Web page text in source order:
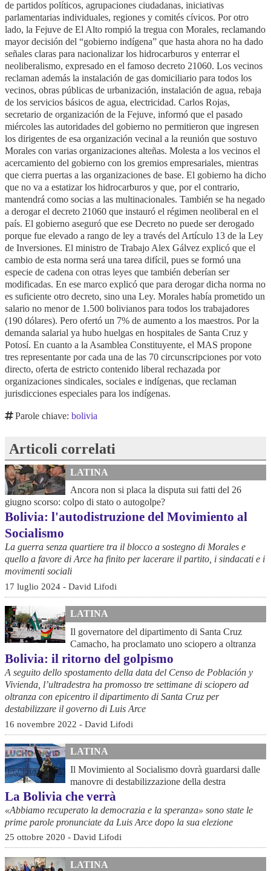
de partidos políticos, agrupaciones ciudadanas, iniciativas
parlamentarias individuales, regiones y comités cívicos. Por otro
lado, la Fejuve de El Alto rompió la tregua con Morales, reclamando
mayor decisión del “gobierno indígena” que hasta ahora no ha dado
señales claras para nacionalizar los hidrocarburos y enterrar el
neoliberalismo, expresado en el famoso decreto 21060. Los vecinos
reclaman además la instalación de gas domiciliario para todos los
vecinos, obras públicas de urbanización, instalación de agua, rebaja
de los servicios básicos de agua, electricidad. Carlos Rojas,
secretario de organización de la Fejuve, informó que el pasado
miércoles las autoridades del gobierno no permitieron que ingresen
los dirigentes de esa organización vecinal a la reunión que sostuvo
Morales con varias organizaciones alteñas. Molesta a los vecinos el
acercamiento del gobierno con los gremios empresariales, mientras
que cierra puertas a las organizaciones de base. El gobierno ha dicho
que no va a estatizar los hidrocarburos y que, por el contrario,
mantendrá como socias a las multinacionales. También se ha negado
a derogar el decreto 21060 que instauró el régimen neoliberal en el
país. El gobierno aseguró que ese Decreto no puede ser derogado
porque fue elevado a rango de ley a través del Artículo 13 de la Ley
de Inversiones. El ministro de Trabajo Alex Gálvez explicó que el
cambio de esta norma será una tarea difícil, pues se formó una
especie de cadena con otras leyes que también deberían ser
modificadas. En ese marco explicó que para derogar dicha norma no
es suficiente otro decreto, sino una Ley. Morales había prometido un
salario no menor de 1.500 bolivianos para todos los trabajadores
(190 dólares). Pero ofertó un 7% de aumento a los maestros. Por la
demanda salarial ya hubo huelgas en hospitales de Santa Cruz y
Potosí. En cuanto a la Asamblea Constituyente, el MAS propone
tres representante por cada una de las 70 circunscripciones por voto
directo, oferta de estricto contenido liberal rechazada por
organizaciones sindicales, sociales e indígenas, que reclaman
jurisdicciones especiales para los indígenas.
Parole chiave:bolivia
Articoli correlati
LATINA
Ancora non si placa la disputa sui fatti del 26
giugno scorso: colpo di stato o autogolpe?
Bolivia: l'autodistruzione del Movimiento al
Socialismo
La guerra senza quartiere tra il blocco a sostegno di Morales e
quello a favore di Arce ha finito per lacerare il partito, i sindacati e i
movimenti sociali
17 luglio 2024 - David Lifodi
LATINA
Il governatore del dipartimento di Santa Cruz
Camacho, ha proclamato uno sciopero a oltranza
Bolivia: il ritorno del golpismo
A seguito dello spostamento della data del Censo de Población y
Vivienda, l’ultradestra ha promosso tre settimane di sciopero ad
oltranza con epicentro il dipartimento di Santa Cruz per
destabilizzare il governo di Luis Arce
16 novembre 2022 - David Lifodi
LATINA
Il Movimiento al Socialismo dovrà guardarsi dalle
manovre di destabilizzazione della destra
La Bolivia che verrà
«Abbiamo recuperato la democrazia e la speranza» sono state le
prime parole pronunciate da Luis Arce dopo la sua elezione
25 ottobre 2020 - David Lifodi
LATINA